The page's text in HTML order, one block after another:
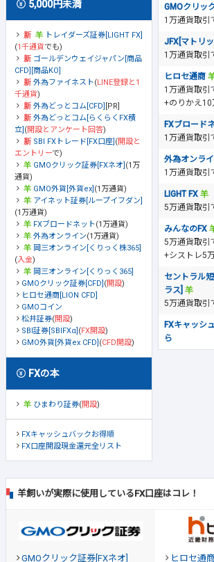
5,000円未満
トレイダーズ証券[LIGHT FX]
(1千通貨でも)
ゴールデンウェイジャパン[商品
CFD][商品KO]
外為ファイネスト(LINE登録と1
千通貨)
外為どっとコム[CFD] [PR]
外為どっとコム[らくらくFX積
立] (開設とアンケート回答)
SBI FXトレード[FX口座] (開設と
エントリーで)
GMOクリック証券[FXネオ] (1万
通貨)
GMO外貨[外貨ex] (1万通貨)
アイネット証券[ループイフダン]
(1万通貨)
FXブロードネット(1万通貨)
外為オンライン(1万通貨)
岡三オンライン[くりっく株365]
(入金)
岡三オンライン[くりっく365]
GMOクリック証券[CFD] (開設)
ヒロセ通商[LION CFD]
GMOコイン
松井証券(開設)
SBI証券[SBIFXα] (FX開設)
GMO外貨[外貨ex CFD] (CFD開設)
FXの本
ひまわり証券(開設)
FXキャッシュバックお得順
FX口座開設現金還元全リスト
GMOクリッ
1万通貨取引
JFX[マトリ
1万通貨取引
ヒロセ通商
1万通貨取引
+のりかえ10
FXブロード
1万通貨取引
外為オンラ
1万通貨取引
LIGHT FX
5万通貨取引
みんなのFX
5万通貨取引
+シストレ5
セントラル
ラス]
5万通貨取引
FXキャッシ
ら
羊飼いが実際に使用しているFX口座はコレ！
GMOクリック証券[FXネオ] ヒロセ通